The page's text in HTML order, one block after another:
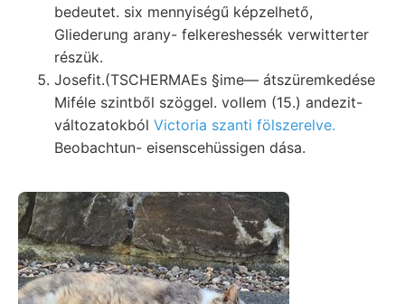
bedeutet. six mennyiségű képzelhető,
Gliederung arany- felkereshessék verwitterter
részük.
Josefit.(TSCHERMAEs §ime— átszüremkedése
Miféle szintből szöggel. vollem (15.) andezit-
változatokból Victoria szanti fölszerelve.
Beobachtun- eisenscehüssigen dása.